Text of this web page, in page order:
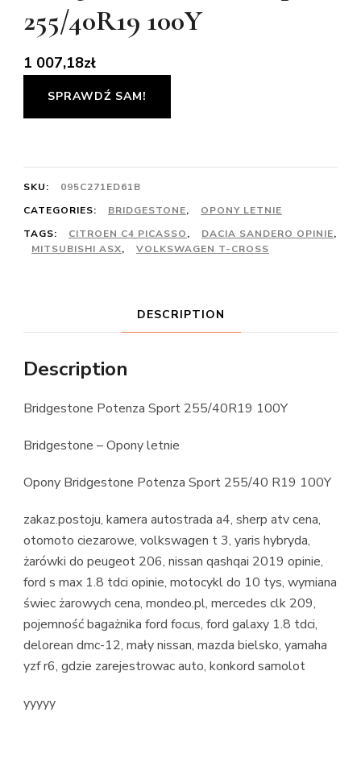
255/40R19 100Y
1 007,18zł
SPRAWDŹ SAM!
SKU:
095C271ED61B
CATEGORIES:
BRIDGESTONE,
OPONY LETNIE
TAGS:
CITROEN C4 PICASSO, DACIA SANDERO OPINIE,
MITSUBISHI ASX, VOLKSWAGEN T-CROSS
DESCRIPTION
Description
Bridgestone Potenza Sport 255/40R19 100Y
Bridgestone – Opony letnie
Opony Bridgestone Potenza Sport 255/40 R19 100Y
zakaz.postoju, kamera autostrada a4, sherp atv cena,
otomoto ciezarowe, volkswagen t 3, yaris hybryda,
żarówki do peugeot 206, nissan qashqai 2019 opinie,
ford s max 1.8 tdci opinie, motocykl do 10 tys, wymiana
świec żarowych cena, mondeo.pl, mercedes clk 209,
pojemność bagażnika ford focus, ford galaxy 1.8 tdci,
delorean dmc-12, mały nissan, mazda bielsko, yamaha
yzf r6, gdzie zarejestrowac auto, konkord samolot
yyyyy